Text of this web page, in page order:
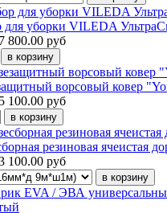
для уборки VILEDA
7 800.00 руб
ворсовый ковер
5 100.00 руб
резиновая ячеистая
100.00 руб